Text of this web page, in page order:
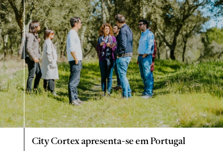
City Cortex apresenta-se em Portugal